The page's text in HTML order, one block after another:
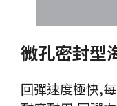
微孔密封型
回彈速度極快,